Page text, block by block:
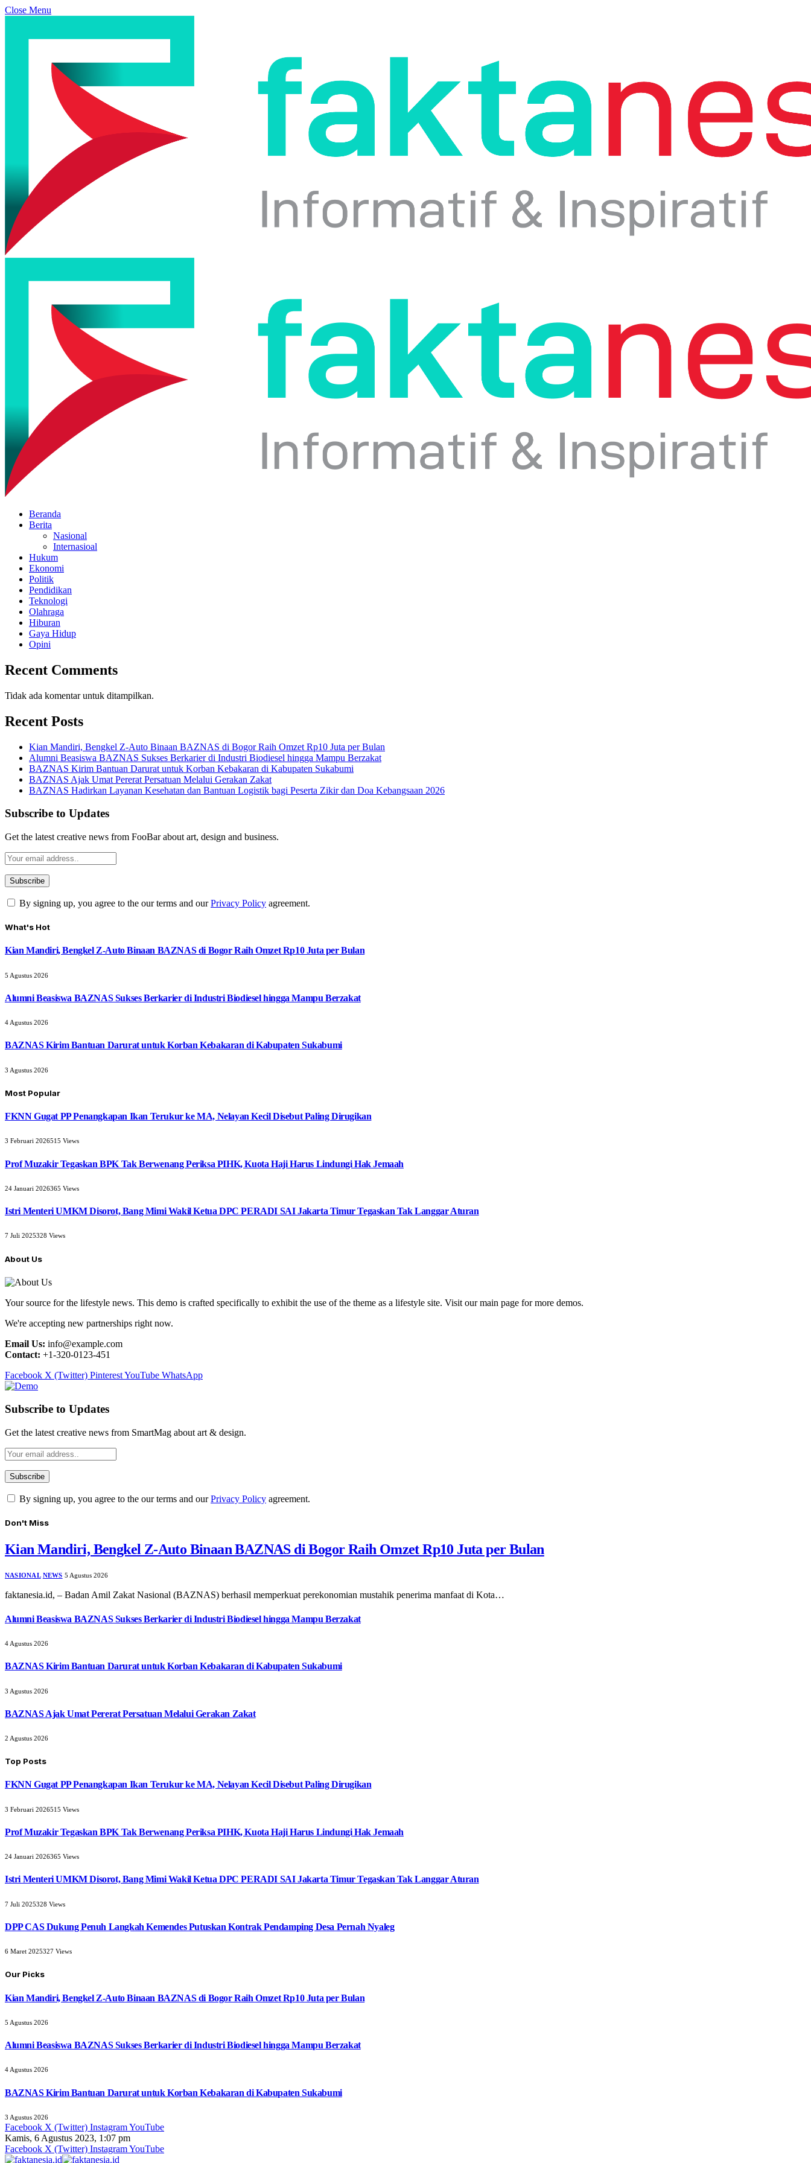
Close Menu
Beranda
Berita
Nasional
Internasioal
Hukum
Ekonomi
Politik
Pendidikan
Teknologi
Olahraga
Hiburan
Gaya Hidup
Opini
Recent Comments
Tidak ada komentar untuk ditampilkan.
Recent Posts
Kian Mandiri, Bengkel Z-Auto Binaan BAZNAS di Bogor Raih Omzet Rp10 Juta per Bulan
Alumni Beasiswa BAZNAS Sukses Berkarier di Industri Biodiesel hingga Mampu Berzakat
BAZNAS Kirim Bantuan Darurat untuk Korban Kebakaran di Kabupaten Sukabumi
BAZNAS Ajak Umat Pererat Persatuan Melalui Gerakan Zakat
BAZNAS Hadirkan Layanan Kesehatan dan Bantuan Logistik bagi Peserta Zikir dan Doa Kebangsaan 2026
Subscribe to Updates
Get the latest creative news from FooBar about art, design and business.
By signing up, you agree to the our terms and ourPrivacy Policy agreement.
What's Hot
Kian Mandiri, Bengkel Z-Auto Binaan BAZNAS di Bogor Raih Omzet Rp10 Juta per Bulan
5 Agustus 2026
Alumni Beasiswa BAZNAS Sukses Berkarier di Industri Biodiesel hingga Mampu Berzakat
4 Agustus 2026
BAZNAS Kirim Bantuan Darurat untuk Korban Kebakaran di Kabupaten Sukabumi
3 Agustus 2026
Most Popular
FKNN Gugat PP Penangkapan Ikan Terukur ke MA, Nelayan Kecil Disebut Paling Dirugikan
3 Februari 2026515 Views
Prof Muzakir Tegaskan BPK Tak Berwenang Periksa PIHK, Kuota Haji Harus Lindungi Hak Jemaah
24 Januari 2026365 Views
Istri Menteri UMKM Disorot, Bang Mimi Wakil Ketua DPC PERADI SAI Jakarta Timur Tegaskan Tak Langgar Aturan
7 Juli 2025328 Views
About Us
Your source for the lifestyle news. This demo is crafted specifically to exhibit the use of the theme as a lifestyle site. Visit our main page for more demos.
We're accepting new partnerships right now.
Email Us: info@example.com
Contact: +1-320-0123-451
Facebook X (Twitter) PinterestYouTube WhatsApp
Subscribe to Updates
Get the latest creative news from SmartMag about art & design.
By signing up, you agree to the our terms and ourPrivacy Policy agreement.
Don't Miss
Kian Mandiri, Bengkel Z-Auto Binaan BAZNAS di Bogor Raih Omzet Rp10 Juta per Bulan
NASIONAL NEWS 5 Agustus 2026
faktanesia.id, – ​Badan Amil Zakat Nasional (BAZNAS) berhasil memperkuat perekonomian mustahik penerima manfaat di Kota…
Alumni Beasiswa BAZNAS Sukses Berkarier di Industri Biodiesel hingga Mampu Berzakat
4 Agustus 2026
BAZNAS Kirim Bantuan Darurat untuk Korban Kebakaran di Kabupaten Sukabumi
3 Agustus 2026
BAZNAS Ajak Umat Pererat Persatuan Melalui Gerakan Zakat
2 Agustus 2026
Top Posts
FKNN Gugat PP Penangkapan Ikan Terukur ke MA, Nelayan Kecil Disebut Paling Dirugikan
3 Februari 2026515 Views
Prof Muzakir Tegaskan BPK Tak Berwenang Periksa PIHK, Kuota Haji Harus Lindungi Hak Jemaah
24 Januari 2026365 Views
Istri Menteri UMKM Disorot, Bang Mimi Wakil Ketua DPC PERADI SAI Jakarta Timur Tegaskan Tak Langgar Aturan
7 Juli 2025328 Views
DPP CAS Dukung Penuh Langkah Kemendes Putuskan Kontrak Pendamping Desa Pernah Nyaleg
6 Maret 2025327 Views
Our Picks
Kian Mandiri, Bengkel Z-Auto Binaan BAZNAS di Bogor Raih Omzet Rp10 Juta per Bulan
5 Agustus 2026
Alumni Beasiswa BAZNAS Sukses Berkarier di Industri Biodiesel hingga Mampu Berzakat
4 Agustus 2026
BAZNAS Kirim Bantuan Darurat untuk Korban Kebakaran di Kabupaten Sukabumi
3 Agustus 2026
Facebook X (Twitter) InstagramYouTube
Kamis, 6 Agustus 2023, 1:07 pm
Facebook X (Twitter) InstagramYouTube